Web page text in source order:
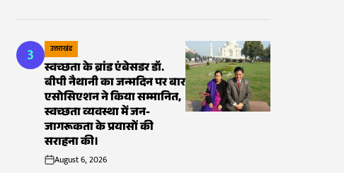
3
POSTED
IN
उत्तराखंड
स्वच्छता के ब्रांड एंबेसडर डॉ.
बीपी नैथानी का जन्मदिन पर बार
एसोसिएशन ने किया सम्मानित,
स्वच्छता व्यवस्था में जन-
जागरूकता के प्रयासों की
सराहना की।
onAugust 6, 2026